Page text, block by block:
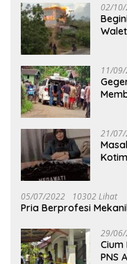
02/10/
11/
21/07/
05/07/2022 10302 Lihat
Pria Berprofesi
29/06/
Cium
PNS